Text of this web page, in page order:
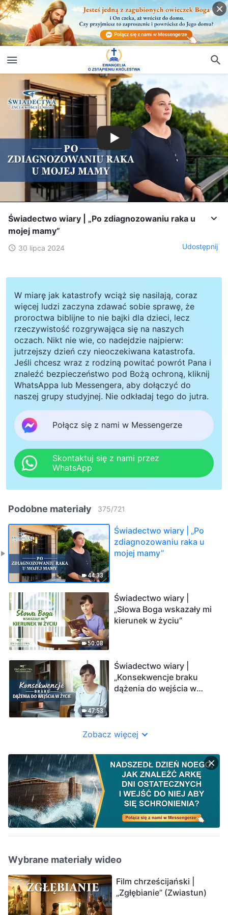
Świadectwo wiary | „Po zdiagnozowaniu raka u
mojej mamy”
30 lipca 2024 Udostępnij
W miarę jak katastrofy wciąż się nasilają, coraz
więcej ludzi zaczyna zdawać sobie sprawę, że
proroctwa biblijne to nie bajki dla dzieci, lecz
rzeczywistość rozgrywająca się na naszych
oczach. Nikt nie wie, co nadejdzie najpierw:
jutrzejszy dzień czy nieoczekiwana katastrofa.
Jeśli chcesz wraz z rodziną powitać powrót Pana i
znaleźć bezpieczeństwo pod Bożą ochroną, kliknij
WhatsAppa lub Messengera, aby dołączyć do
naszej grupy studyjnej. Nie odkładaj tego do jutra.
Połącz się z nami w Messengerze
Skontaktuj się z nami przez
WhatsApp
Podobne materiały 375/721
44:33
Świadectwo wiary | „Po
zdiagnozowaniu raka u
mojej mamy”
50:08
Świadectwo wiary |
„Słowa Boga wskazały mi
kierunek w życiu”
47:53
Świadectwo wiary |
„Konsekwencje braku
dążenia do wejścia w
Zobacz więcej
Wybrane materiały wideo
Film chrześcijański |
„Zgłębianie” (Zwiastun)